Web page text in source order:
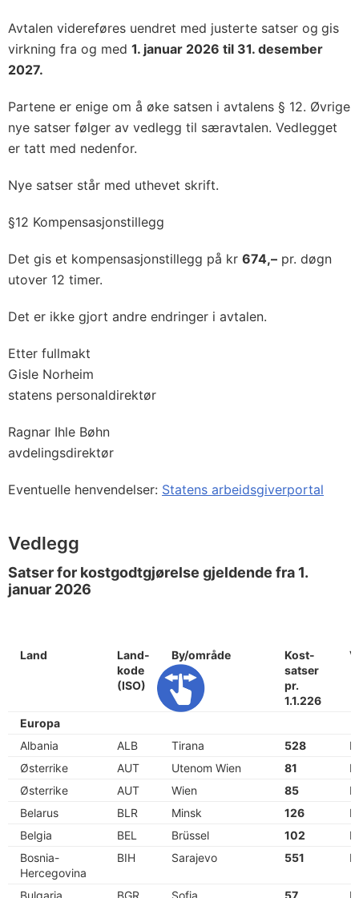
Avtalen videreføres uendret med justerte satser og gis
virkning fra og med 1. januar 2026 til 31. desember
2027.
Partene er enige om å øke satsen i avtalens § 12. Øvrige
nye satser følger av vedlegg til særavtalen. Vedlegget
er tatt med nedenfor.
Nye satser står med uthevet skrift.
§12 Kompensasjonstillegg
Det gis et kompensasjonstillegg på kr 674,– pr. døgn
utover 12 timer.
Det er ikke gjort andre endringer i avtalen.
Etter fullmakt
Gisle Norheim
statens personaldirektør
Ragnar Ihle Bøhn
avdelingsdirektør
Eventuelle henvendelser: Statens arbeidsgiverportal
Vedlegg
Satser for kostgodtgjørelse gjeldende fra 1.
januar 2026
Land
Land-
kode
(ISO)
By/område
Kost-
satser
pr.
1.1.226
Europa
Albania
ALB Tirana 528
Østerrike
AUT Utenom Wien 81
Østerrike
AUT Wien 85
Belarus
BLR Minsk 126
Belgia
BEL Brüssel 102
Bosnia-
Hercegovina
BIH Sarajevo 551
Bulgaria BGR Sofia 57